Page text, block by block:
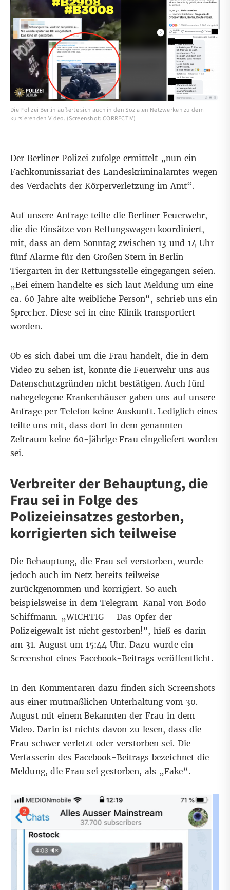
Die Polizei Berlin äußerte sich auch in den Sozialen Netzwerken zu dem
kursierenden Video. (Screenshot: CORRECTIV)
Der Berliner Polizei zufolgeermittelt „nun ein
Fachkommissariat des Landeskriminalamtes wegen
des Verdachts der Körperverletzung im Amt“.
Auf unsere Anfrage teilte die Berliner Feuerwehr,
die die Einsätze von Rettungswagen koordiniert,
mit, dass an dem Sonntag zwischen 13 und 14 Uhr
fünf Alarme für den Großen Stern in Berlin-
Tiergarten in der Rettungsstelle eingegangen seien.
„Bei einem handelte es sich laut Meldung um eine
ca. 60 Jahre alte weibliche Person“, schrieb uns ein
Sprecher. Diese sei in eine Klinik transportiert
worden.
Ob es sich dabei um die Frau handelt, die in dem
Video zu sehen ist, konnte die Feuerwehr uns aus
Datenschutzgründen nicht bestätigen. Auch fünf
nahegelegene Krankenhäuser gaben uns auf unsere
Anfrage per Telefon keine Auskunft. Lediglich eines
teilte uns mit, dass dort in dem genannten
Zeitraum keine 60-jährige Frau eingeliefert worden
sei.
Verbreiter der Behauptung, die
Frau sei in Folge des
Polizeieinsatzes gestorben,
korrigierten sich teilweise
Die Behauptung, die Frau sei verstorben, wurde
jedoch auch im Netz bereits teilweise
zurückgenommen und korrigiert. So auch
beispielsweise in dem Telegram-Kanal von Bodo
Schiffmann. „WICHTIG – Das Opfer der
Polizeigewalt ist nicht gestorben!”, hieß es darin
am 31. August um 15:44 Uhr. Dazu wurde ein
Screenshot eines Facebook-Beitrags veröffentlicht.
In den Kommentaren dazu finden sich Screenshots
aus einer mutmaßlichen Unterhaltung vom 30.
August mit einem Bekannten der Frau in dem
Video. Darin ist nichts davon zu lesen, dass die
Frau schwer verletzt oder verstorben sei. Die
Verfasserin des Facebook-Beitrags bezeichnet die
Meldung, die Frau sei gestorben, als „Fake“.